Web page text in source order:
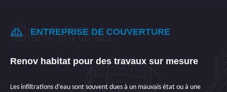
ENTREPRISE DE COUVERTURE
Renov habitat pour des travaux sur mesure
Les infiltrations d’eau sont souvent dues à un mauvais état ou à une